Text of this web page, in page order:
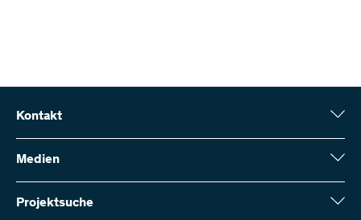
Kontakt
Schweizerischer Nationalfonds (SNF)
Wildhainweg 3
Kontakt aufnehmen
Medien
Medienauskünfte
Jahresbericht
Projektsuche